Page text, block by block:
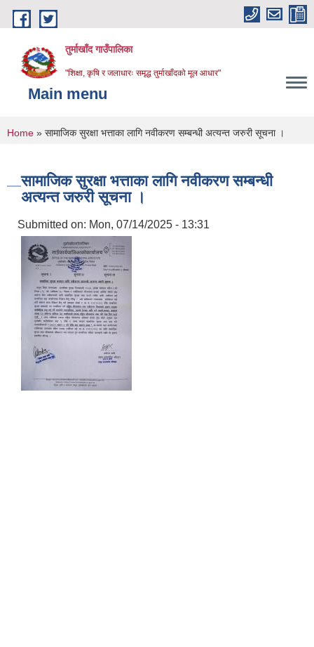
Skip to main content
तुर्माखाँद गाउँपालिका
"शिक्षा, कृषि र जलाधारः समृद्ध तुर्माखाँदको मूल आधार"
Main menu
You are here
Home » सामाजिक सुरक्षा भत्ताका लागि नवीकरण सम्बन्धी अत्यन्त जरुरी सूचना ।
सामाजिक सुरक्षा भत्ताका लागि नवीकरण सम्बन्धी
अत्यन्त जरुरी सूचना ।
Submitted on: Mon, 07/14/2025 - 13:31